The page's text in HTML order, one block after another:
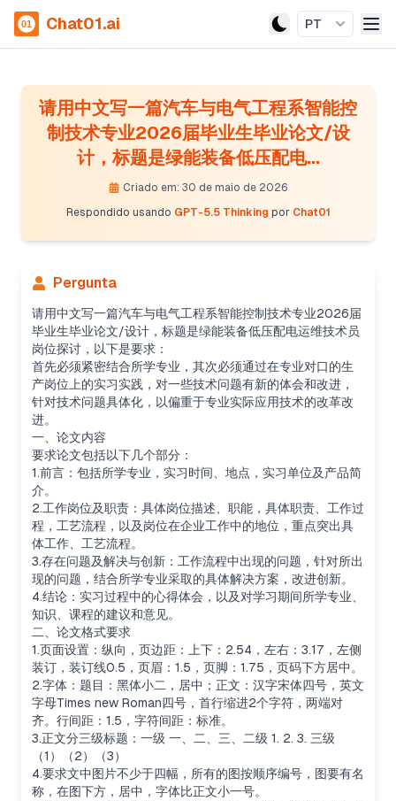
Chat01.ai PT
请用中文写一篇汽车与电气工程系智能控
制技术专业2026届毕业生毕业论文/设
计，标题是绿能装备低压配电...
Criado em: 30 de maio de 2026
Respondido usando GPT-5.5 Thinking por Chat01
Pergunta
请用中文写一篇汽车与电气工程系智能控制技术专业2026届
毕业生毕业论文/设计，标题是绿能装备低压配电运维技术员
岗位探讨，以下是要求：
首先必须紧密结合所学专业，其次必须通过在专业对口的生
产岗位上的实习实践，对一些技术问题有新的体会和改进，
针对技术问题具体化，以偏重于专业实际应用技术的改革改
进。
一、论文内容
要求论文包括以下几个部分：
1.前言：包括所学专业，实习时间、地点，实习单位及产品简
介。
2.工作岗位及职责：具体岗位描述、职能，具体职责、工作过
程，工艺流程，以及岗位在企业工作中的地位，重点突出具
体工作、工艺流程。
3.存在问题及解决与创新：工作流程中出现的问题，针对所出
现的问题，结合所学专业采取的具体解决方案，改进创新。
4.结论：实习过程中的心得体会，以及对学习期间所学专业、
知识、课程的建议和意见。
二、论文格式要求
1.页面设置：纵向，页边距：上下：2.54，左右：3.17，左侧
装订，装订线0.5，页眉：1.5，页脚：1.75，页码下方居中。
2.字体：题目：黑体小二，居中；正文：汉字宋体四号，英文
字母Times new Roman四号，首行缩进2个字符，两端对
齐。行间距：1.5，字符间距：标准。
3.正文分三级标题：一级 一、二、三、二级 1. 2. 3. 三级
（1）（2）（3）
4.要求文中图片不少于四幅，所有的图按顺序编号，图要有名
称，在图下方，居中，字体比正文小一号。